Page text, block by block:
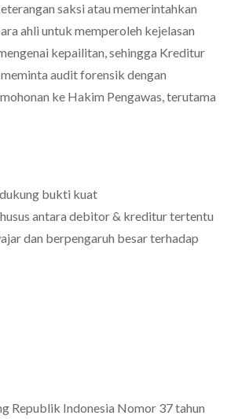
saksi atau memerintahkan
ahli untuk memperoleh kejelasan
kepailitan, sehingga Kreditur
audit forensik dengan
ke Hakim Pengawas, terutama
bukti kuat
antara debitor & kreditur tertentu
dan berpengaruh besar terhadap
Republik Indonesia Nomor 37 tahun